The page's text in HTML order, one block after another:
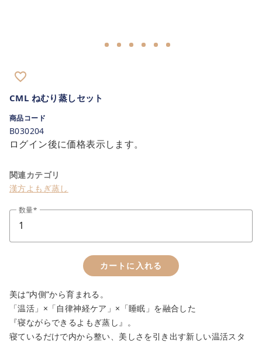
favorite_border
CML ねむり蒸しセット
商品コード
B030204
ログイン後に価格表示します。
関連カテゴリ
漢方よもぎ蒸し
数量
カートに入れる
close
美は“内側”から育まれる。
「温活」×「自律神経ケア」×「睡眠」を融合した
『寝ながらできるよもぎ蒸し』。
寝ているだけで内から整い、美しさを引き出す新しい温活スタ